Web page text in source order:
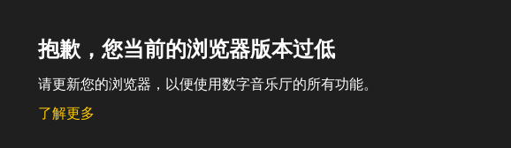
抱歉，您当前的浏览器版本过低
请更新您的浏览器，以便使用数字音乐厅的所有功能。
了解更多